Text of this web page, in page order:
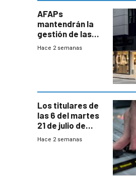
AFAPs
mantendrán la
gestión de las
cuentas
Hace 2 semanas
Los titulares de
las 6 del martes
21 de julio de
2026
Hace 2 semanas